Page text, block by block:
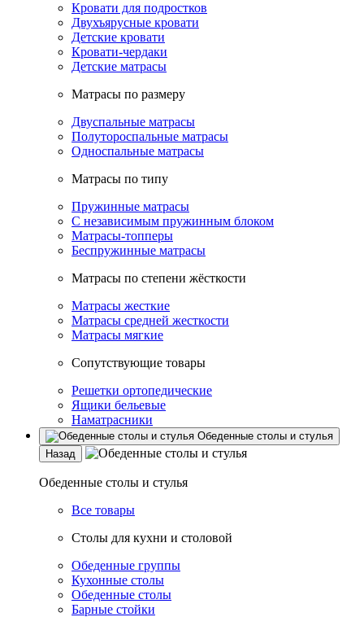
Кровати для подростков
Двухъярусные кровати
Детские кровати
Кровати-чердаки
Детские матрасы
Матрасы по размеру
Двуспальные матрасы
Полутороспальные матрасы
Односпальные матрасы
Матрасы по типу
Пружинные матрасы
С независимым пружинным блоком
Матрасы-топперы
Беспружинные матрасы
Матрасы по степени жёсткости
Матрасы жесткие
Матрасы средней жесткости
Матрасы мягкие
Сопутствующие товары
Решетки ортопедические
Ящики бельевые
Наматрасники
Обеденные столы и стулья
Назад
Обеденные столы и стулья
Все товары
Столы для кухни и столовой
Обеденные группы
Кухонные столы
Обеденные столы
Барные стойки